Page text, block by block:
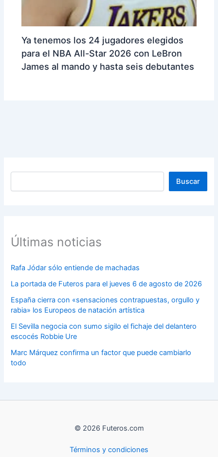
Ya tenemos los 24 jugadores elegidos
para el NBA All-Star 2026 con LeBron
James al mando y hasta seis debutantes
Buscar
Buscar
Últimas noticias
Rafa Jódar sólo entiende de machadas
La portada de Futeros para el jueves 6 de agosto de 2026
España cierra con «sensaciones contrapuestas, orgullo y
rabia» los Europeos de natación artística
El Sevilla negocia con sumo sigilo el fichaje del delantero
escocés Robbie Ure
Marc Márquez confirma un factor que puede cambiarlo
todo
© 2026 Futeros.com
Términos y condiciones